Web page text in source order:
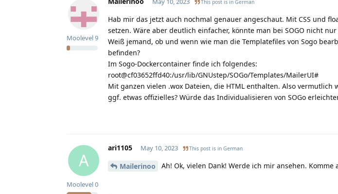
Moolevel9
This post is in German
Hab mir das jetzt auch nochmal genauer angeschaut. Mit CSS und
setzen. Wäre aber deutlich einfacher, könnte man bei SOGO nicht
Weiß jemand, ob und wenn wie man die Templatefiles von Sogo
befinden?
Im Sogo-Dockercontainer finde ich folgendes:
root@cf03652ffd40:/usr/lib/GNUstep/SOGo/Templates/MailerUI#
Mit ganzen vielen .wox Dateien, die HTML enthalten. Also vermutlich
ggf. etwas offizielles? Würde das Individualisieren von SOGo
A
ari1105
Moolevel0
May 10, 2023 This post is in German
Mailerinoo Ah! Ok, vielen Dank! Werde ich mir ansehen. Komme